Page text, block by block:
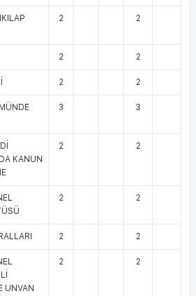
2 2
2 2
2 2
3 3
KANUN
2 2
2 2
2 2
UNVAN
2 2